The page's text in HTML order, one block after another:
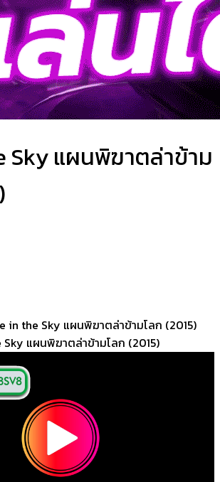
Sky แผนพิฆาตล่าข้าม
in the Sky แผนพิฆาตล่าข้ามโลก (2015)
Sky แผนพิฆาตล่าข้ามโลก (2015)